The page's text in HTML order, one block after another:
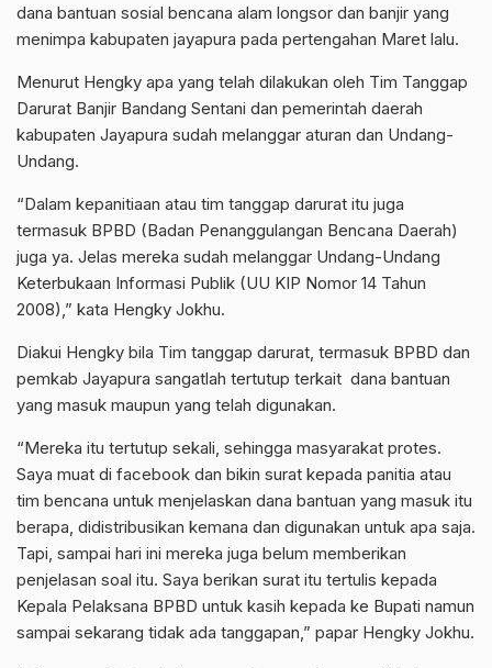
dana bantuan sosial bencana alam longsor dan banjir yang
menimpa kabupaten jayapura pada pertengahan Maret lalu.
Menurut Hengky apa yang telah dilakukan oleh Tim Tanggap
Darurat Banjir Bandang Sentani dan pemerintah daerah
kabupaten Jayapura sudah melanggar aturan dan Undang-
Undang.
“Dalam kepanitiaan atau tim tanggap darurat itu juga
termasuk BPBD (Badan Penanggulangan Bencana Daerah)
juga ya. Jelas mereka sudah melanggar Undang-Undang
Keterbukaan Informasi Publik (UU KIP Nomor 14 Tahun
2008),” kata Hengky Jokhu.
Diakui Hengky bila Tim tanggap darurat, termasuk BPBD dan
pemkab Jayapura sangatlah tertutup terkait dana bantuan
yang masuk maupun yang telah digunakan.
“Mereka itu tertutup sekali, sehingga masyarakat protes.
Saya muat di facebook dan bikin surat kepada panitia atau
tim bencana untuk menjelaskan dana bantuan yang masuk itu
berapa, didistribusikan kemana dan digunakan untuk apa saja.
Tapi, sampai hari ini mereka juga belum memberikan
penjelasan soal itu. Saya berikan surat itu tertulis kepada
Kepala Pelaksana BPBD untuk kasih kepada ke Bupati namun
sampai sekarang tidak ada tanggapan,” papar Hengky Jokhu.